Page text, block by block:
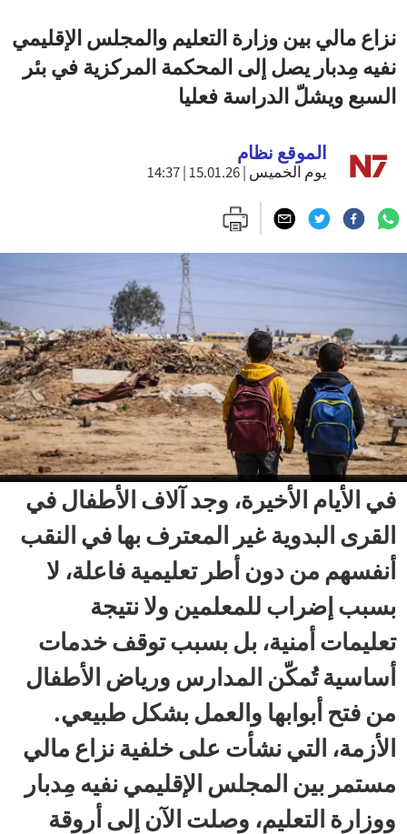
نزاع مالي بين وزارة التعليم والمجلس الإقليمي
نفيه مِدبار يصل إلى المحكمة المركزية في بئر
السبع ويشلّ الدراسة فعليا
الموقع نظام
يوم الخميس | 15.01.26 | 14:37
في الأيام الأخيرة، وجد آلاف الأطفال في
القرى البدوية غير المعترف بها في النقب
أنفسهم من دون أطر تعليمية فاعلة، لا
بسبب إضراب للمعلمين ولا نتيجة
تعليمات أمنية، بل بسبب توقف خدمات
أساسية تُمكّن المدارس ورياض الأطفال
من فتح أبوابها والعمل بشكل طبيعي.
الأزمة، التي نشأت على خلفية نزاع مالي
مستمر بين المجلس الإقليمي نفيه مِدبار
ووزارة التعليم، وصلت الآن إلى أروقة